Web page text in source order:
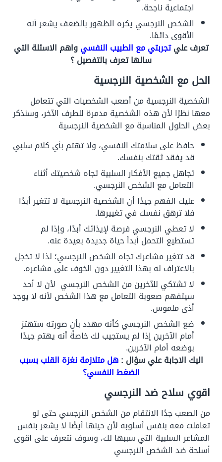
اجتماعية ناجحة.
الشخص النرجسي يكره الظهور بالضعف يشعر أنه
الأقوى دائمًا.
تعرف عليتجربتي مع الطبيب النفسيواهم الاسئلة التي
سالها تعرف بالتفصيل ؟
الحل مع الشخصية النرجسية
الشخصية النرجسية من أصعب الشخصيات التي تتعامل
معها نظرًا لأن هذه الشخصية مدمرة للطرف الآخر، وسنذكر
بعض الحلول المناسبة مع الشخصية النرجسية
حافظ على سلامتك النفسي، ولا تهتم بأي كلام سلبي
قد يفقد ثقتك بنفسك.
تجاهل جميع الأفكار السلبية تجاه شخصيتك أثناء
التعامل مع الشخص النرجسي.
عليك الفهم جيدًا أن الشخصية النرجسية لا تتغير أبدًا
فلا ترهق نفسك في تغييرها.
لا تعطي النرجسي فرصة لإيذائك أبدًا، وإذا لم
تستطيع التحمل أبدأ حياة جديدة بعيدة عنه.
قد تتغير مشاعرك تجاه الشخص النرجسي؛ لذا لا تخجل
بالاعتراف له بهذا التغيير دون الخوف على مشاعره.
لا تشتكي للآخرين من الشخص النرجسي لأن لا أحد
سيتفهم صعوبة التعامل مع هذا الشخص لأنه لا يوجد
أذى ملموس.
ضع الشخص النرجسي كأنه مهدد بأن صورته ستهتز
أمام الآخرين إذا لم يستجيب لك خاصةً أنه يهتم جيدًا
بوضعه أمام الآخرين.
اليك الاجابة علي سؤال :هل متلازمة نغزة القلب بسبب
الضغط النفسي؟
اقوي سلاح ضد النرجسي
من الصعب جدًا الانتقام من الشخص النرجسي حتى لو
تعاملت معه بنفس أسلوبه لأن حينها أيضًا لا يشعر بنفس
المشاعر السلبية التي سببها لك، وسوف نتعرف على اقوى
أسلحة ضد الشخص النرجسي